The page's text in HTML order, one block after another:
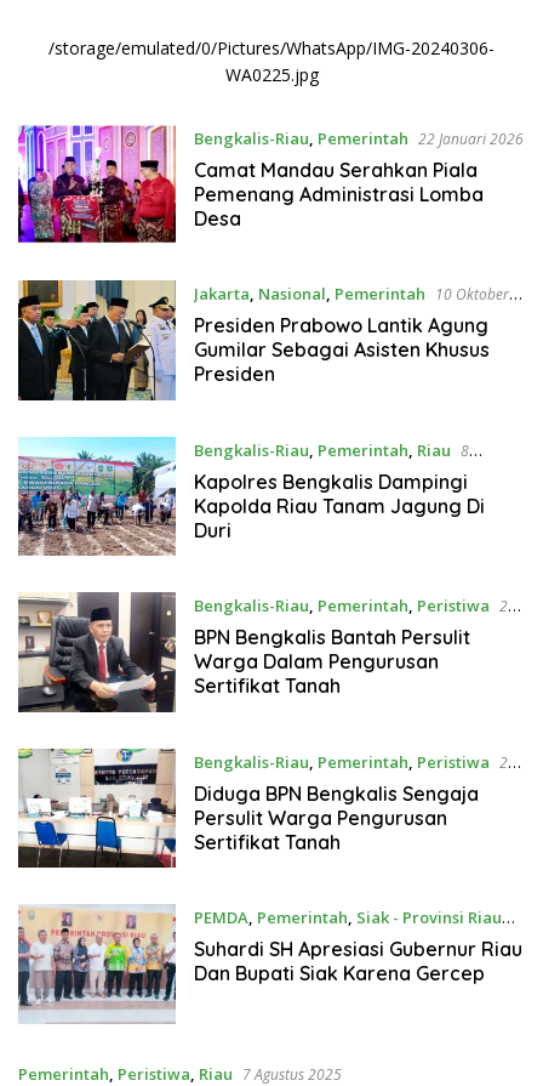
/storage/emulated/0/Pictures/WhatsApp/IMG-20240306-
WA0225.jpg
Bengkalis-Riau, Pemerintah 22 Januari 2026
Camat Mandau Serahkan Piala
Pemenang Administrasi Lomba
Desa
Jakarta, Nasional, Pemerintah
10 Oktober
2025
Presiden Prabowo Lantik Agung
Gumilar Sebagai Asisten Khusus
Presiden
Bengkalis-Riau, Pemerintah, Riau 8
Oktober 2025
Kapolres Bengkalis Dampingi
Kapolda Riau Tanam Jagung Di
Duri
Bengkalis-Riau, Pemerintah, Peristiwa 23
September 2025
BPN Bengkalis Bantah Persulit
Warga Dalam Pengurusan
Sertifikat Tanah
Bengkalis-Riau, Pemerintah, Peristiwa 23
September 2025
Diduga BPN Bengkalis Sengaja
Persulit Warga Pengurusan
Sertifikat Tanah
PEMDA, Pemerintah, Siak - Provinsi Riau
18 September 2025
Suhardi SH Apresiasi Gubernur Riau
Dan Bupati Siak Karena Gercep
Pemerintah, Peristiwa, Riau 7 Agustus 2025